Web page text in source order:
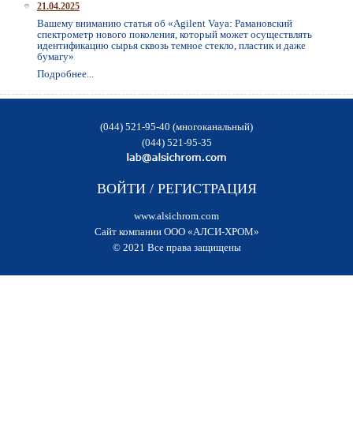
21.04.2025
Вашему вниманию статья об «Agilent Vaya: Рамановский
спектрометр нового поколения, который может осуществлять
идентификацию сырья сквозь темное стекло, пластик и даже
бумагу»
Подробнее...
(044) 521-95-40 (многоканальный)
(044) 521-95-35
ВОЙТИ/ РЕГИСТРАЦИЯ
www.alsichrom.com
Сайт компании ООО «АЛСИ-ХРОМ»
© 2021 Все права защищены